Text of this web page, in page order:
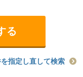
指定し直して検索